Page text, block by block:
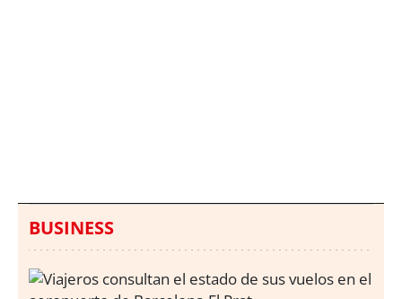
BUSINESS